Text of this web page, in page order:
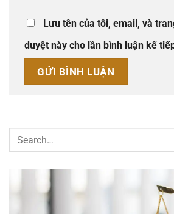
Lưu tên của tôi, email, và
duyệt này cho lần bình luận kế